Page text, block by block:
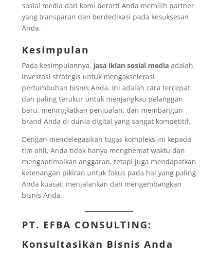
sosial media dari kami berarti Anda memilih partner
yang transparan dan berdedikasi pada kesuksesan
Anda.
Kesimpulan
Pada kesimpulannya, jasa iklan sosial mediaadalah
investasi strategis untuk mengakselerasi
pertumbuhan bisnis Anda. Ini adalah cara tercepat
dan paling terukur untuk menjangkau pelanggan
baru, meningkatkan penjualan, dan membangun
brand Anda di dunia digital yang sangat kompetitif.
Dengan mendelegasikan tugas kompleks ini kepada
tim ahli, Anda tidak hanya menghemat waktu dan
mengoptimalkan anggaran, tetapi juga mendapatkan
ketenangan pikiran untuk fokus pada hal yang paling
Anda kuasai: menjalankan dan mengembangkan
bisnis Anda.
PT. EFBA CONSULTING:
Konsultasikan Bisnis Anda